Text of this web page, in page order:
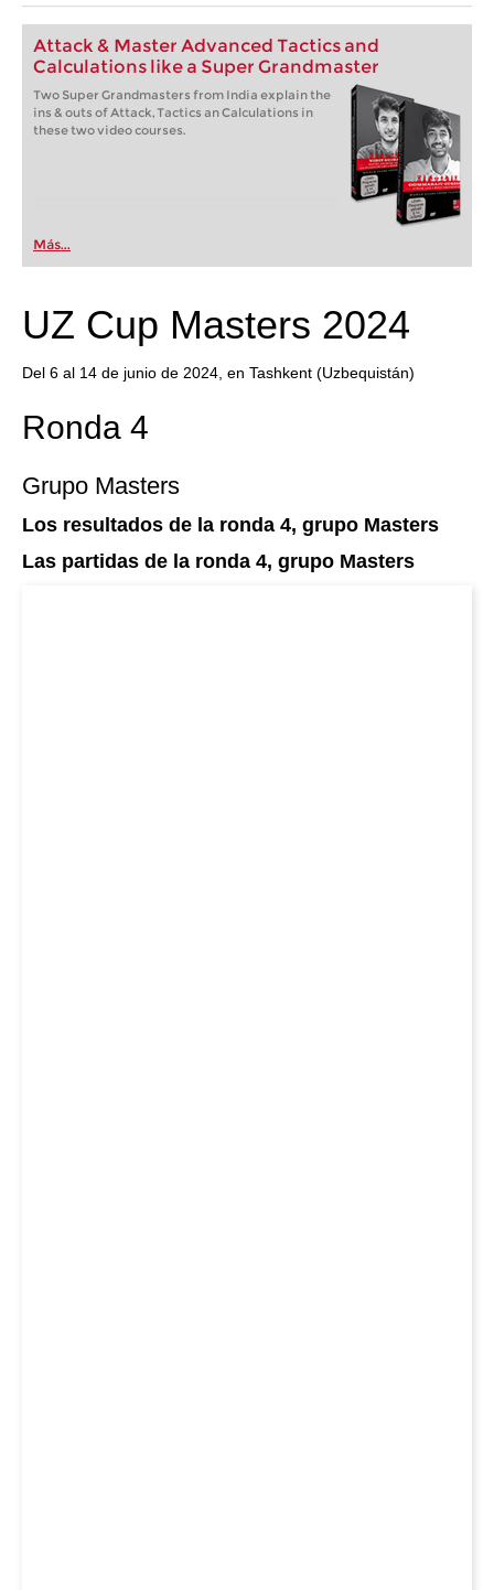
Attack & Master Advanced Tactics and
Calculations like a Super Grandmaster
Two Super Grandmasters from India explain the
ins & outs of Attack, Tactics an Calculations in
these two video courses.
Más...
UZ Cup Masters 2024
Del 6 al 14 de junio de 2024, en Tashkent (Uzbequistán)
Ronda 4
Grupo Masters
Los resultados de la ronda 4, grupo Masters
Las partidas de la ronda 4, grupo Masters